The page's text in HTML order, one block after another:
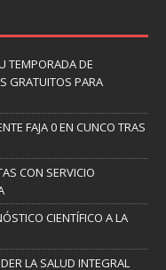
TEMPORADA DE
GRATUITOS PARA
FAJA 0 EN CUNCO TRAS
CON SERVICIO
CIENTÍFICO A LA
LA SALUD INTEGRAL